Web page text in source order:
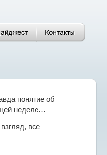
понятие об
неделе…
все